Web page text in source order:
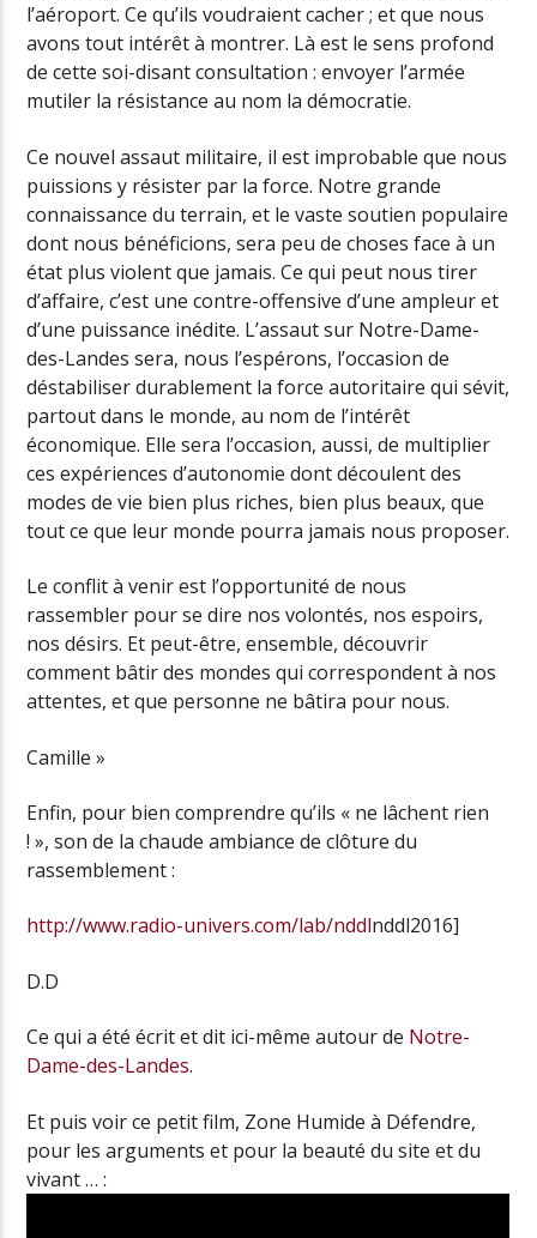
l’aéroport. Ce qu’ils voudraient cacher ; et que nous
avons tout intérêt à montrer. Là est le sens profond
de cette soi-disant consultation : envoyer l’armée
mutiler la résistance au nom la démocratie.
Ce nouvel assaut militaire, il est improbable que nous
puissions y résister par la force. Notre grande
connaissance du terrain, et le vaste soutien populaire
dont nous bénéficions, sera peu de choses face à un
état plus violent que jamais. Ce qui peut nous tirer
d’affaire, c’est une contre-offensive d’une ampleur et
d’une puissance inédite. L’assaut sur Notre-Dame-
des-Landes sera, nous l’espérons, l’occasion de
déstabiliser durablement la force autoritaire qui sévit,
partout dans le monde, au nom de l’intérêt
économique. Elle sera l’occasion, aussi, de multiplier
ces expériences d’autonomie dont découlent des
modes de vie bien plus riches, bien plus beaux, que
tout ce que leur monde pourra jamais nous proposer.
Le conflit à venir est l’opportunité de nous
rassembler pour se dire nos volontés, nos espoirs,
nos désirs. Et peut-être, ensemble, découvrir
comment bâtir des mondes qui correspondent à nos
attentes, et que personne ne bâtira pour nous.
Camille »
Enfin, pour bien comprendre qu’ils « ne lâchent rien
! », son de la chaude ambiance de clôture du
rassemblement :
http://www.radio-univers.com/lab/nddlnddl2016]
D.D
Ce qui a été écrit et dit ici-même autour de Notre-
Dame-des-Landes.
Et puis voir ce petit film, Zone Humide à Défendre,
pour les arguments et pour la beauté du site et du
vivant … :